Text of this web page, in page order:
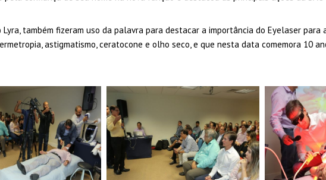
Lyra, também fizeram uso da palavra para destacar a importância do Eyelaser
astigmatismo, ceratocone e olho seco, e que nesta data comemora 10